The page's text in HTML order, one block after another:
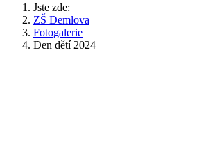
Jste zde:
ZŠ Demlova
Fotogalerie
Den dětí 2024